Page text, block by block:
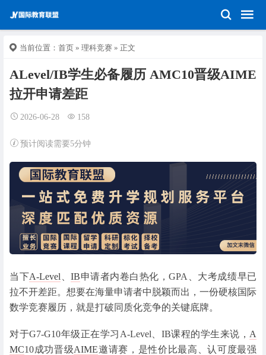
当前位置： 首页 » 理科竞赛 » 正文
ALevel/IB学生必备履历 AMC10晋级AIME
拉开申请差距
2026-06-28 158
预计阅读需要5分钟
当下A-Level 、IB申请者内卷白热化，GPA、大考成绩早已
拉不开差距。想要在海量申请者中脱颖而出，一份硬核国际
数学竞赛履历，就是打破同质化竞争的关键底牌。
对于G7-G10年级正在学习A-Level、IB课程的学生来说， A
MC10成功晋级AIME邀请赛，是性价比最高、认可度最强